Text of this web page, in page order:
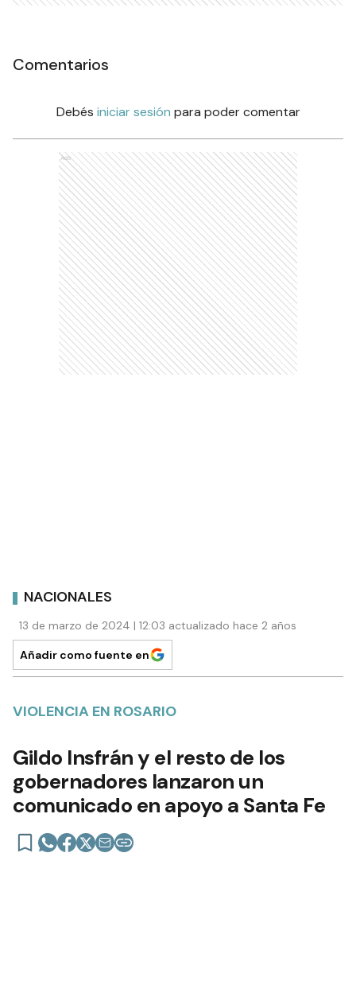
Comentarios
Debés iniciar sesión para poder comentar
Ads
NACIONALES
13 de marzo de 2024 | 12:03 actualizado hace 2 años
Añadir como fuente en
VIOLENCIA EN ROSARIO
Gildo Insfrán y el resto de los
gobernadores lanzaron un
comunicado en apoyo a Santa Fe